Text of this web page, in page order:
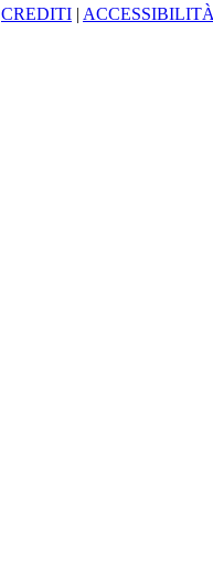
CREDITI |